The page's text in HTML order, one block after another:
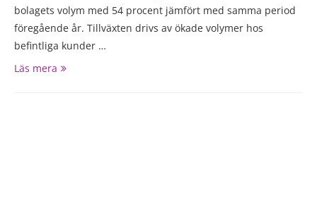
bolagets volym med 54 procent jämfört med samma period
föregående år. Tillväxten drivs av ökade volymer hos
befintliga kunder …
Läs mera